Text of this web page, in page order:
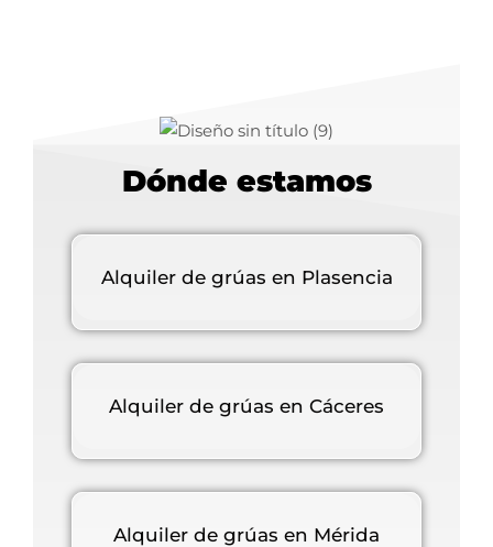
Dónde estamos
Alquiler de grúas en Plasencia
Alquiler de grúas en Cáceres
Alquiler de grúas en Mérida